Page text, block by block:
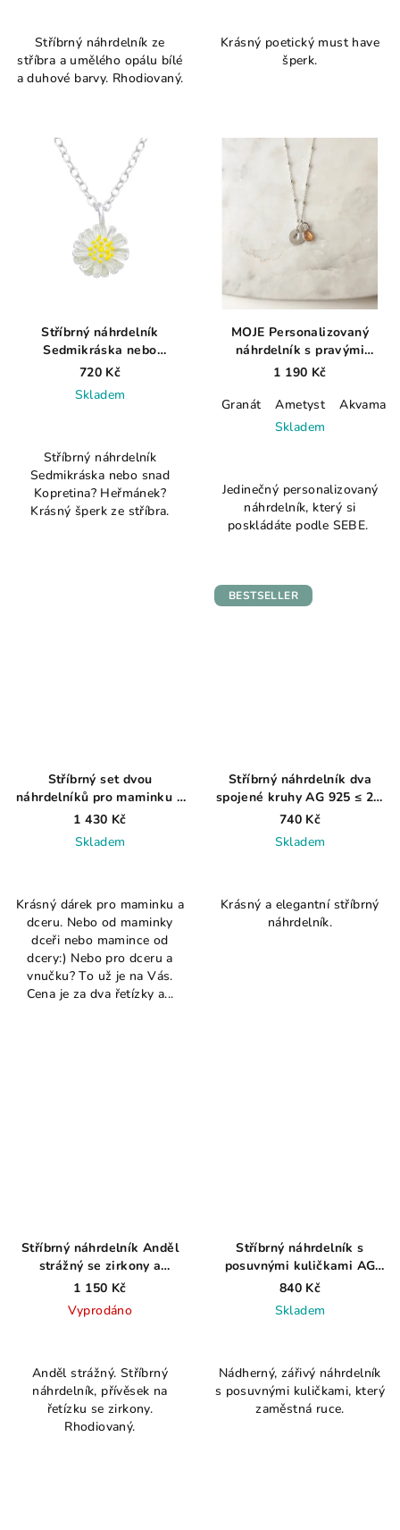
produktu
je
5,0
hvězdiček.
Stříbrný náhrdelník ze
stříbra a umělého opálu bílé
a duhové barvy. Rhodiovaný.
Krásný poetický must have
šperk.
Stříbrný náhrdelník
Sedmikráska nebo
Kopretina?:) AG 925 ≤ 1,5 g
720 Kč
Skladem
produktu
je
5,0
z
Stříbrný náhrdelník
Sedmikráska nebo snad
Kopretina? Heřmánek?
Krásný šperk ze stříbra.
MOJE Personalizovaný
náhrdelník s pravými
minerály a písmenkem na
1 190 Kč
Granát
Ametyst
Skladem
produktu
je
5,0
hvězdiček.
Jedinečný personalizovaný
náhrdelník, který si
poskládáte podle SEBE.
Stříbrný set dvou
náhrdelníků pro maminku a
dceru AG 925
1 430 Kč
Skladem
produktu
je
5,0
z
5
hvězdiček.
Krásný dárek pro maminku a
dceru. Nebo od maminky
dceři nebo mamince od
dcery:) Nebo pro dceru a
vnučku? To už je na Vás.
Cena je za dva řetízky a...
BESTSELLER
Stříbrný náhrdelník dva
spojené kruhy AG 925 ≤ 2,8
g
740 Kč
Skladem
produktu
je
Krásný a elegantní stříbrný
náhrdelník.
Stříbrný náhrdelník Anděl
strážný se zirkony a
srdcem, rhodiovaný AG 925
≤ 2,7 g
1 150 Kč
Vyprodáno
produktu
je
4,5
z
Anděl strážný. Stříbrný
náhrdelník, přívěsek na
řetízku se zirkony.
Rhodiovaný.
Stříbrný náhrdelník s
posuvnými kuličkami AG
925 ≤ 3,2 g
840 Kč
Skladem
produktu
je
5,0
Nádherný, zářivý náhrdelník
s posuvnými kuličkami, který
zaměstná ruce.